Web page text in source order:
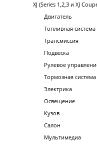
XJ (Series 1,2,3 и XJ
Двигатель
Топливная система
Трансмиссия
Подвеска
Рулевое
Тормозная система
Электрика
Освещение
Кузов
Салон
Мультимедиа